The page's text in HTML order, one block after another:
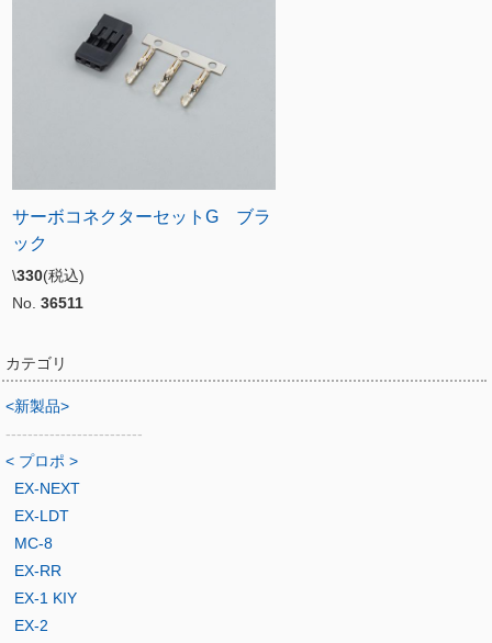
サーボコネクターセットG ブラ
ック
\330(税込)
No. 36511
カテゴリ
<新製品>
-------------------------
< プロポ >
EX-NEXT
EX-LDT
MC-8
EX-RR
EX-1 KIY
EX-2